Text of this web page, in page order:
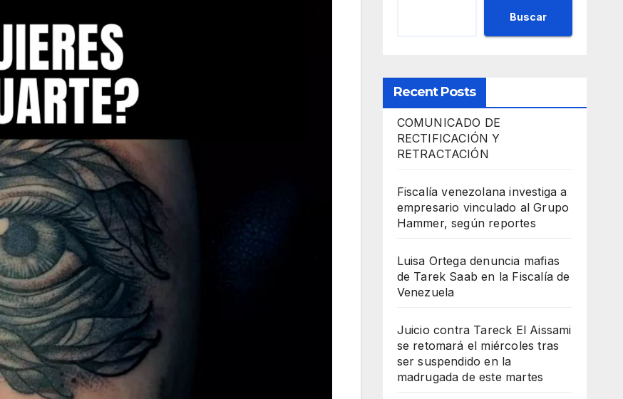
Buscar
Recent Posts
COMUNICADO DE
RECTIFICACIÓN Y
RETRACTACIÓN
Fiscalía venezolana investiga a
empresario vinculado al Grupo
Hammer, según reportes
Luisa Ortega denuncia mafias
de Tarek Saab en la Fiscalía de
Venezuela
Juicio contra Tareck El Aissami
se retomará el miércoles tras
ser suspendido en la
madrugada de este martes